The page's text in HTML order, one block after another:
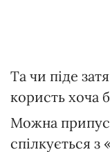
Та чи піде
користь хоча
Можна
спілкується